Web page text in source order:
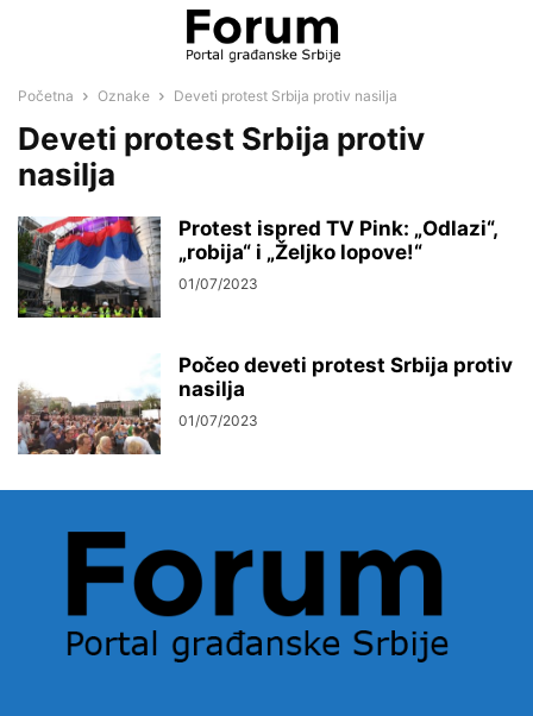
Početna Oznake Deveti protest Srbija protiv nasilja
Deveti protest Srbija protiv
nasilja
Protest ispred TV Pink: „Odlazi“,
„robija“ i „Željko lopove!“
01/07/2023
Počeo deveti protest Srbija protiv
nasilja
01/07/2023